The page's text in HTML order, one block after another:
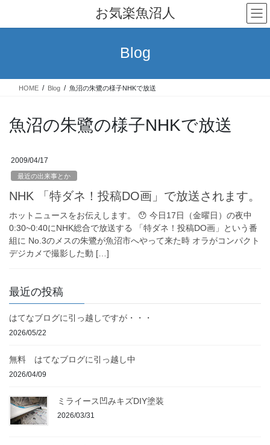
テ
ス
ゲ
ン
お気楽魚沼人
Blog
HOME Blog 魚沼の朱鷺の様子NHKで放送
魚沼の朱鷺の様子NHKで放送
2009/04/17
最近の出来事とか
NHK 「特ダネ！投稿DO画」で放送されます。
ホットニュースをお伝えします。 😯 今日17日（金曜日）の夜中
0:30~0:40にNHK総合で放送する 「特ダネ！投稿DO画」という番
組に No.3のメスの朱鷺が魚沼市へやって来た時 オラがコンパクト
デジカメで撮影した動 […]
最近の投稿
はてなブログに引っ越しですが・・・
2026/05/22
無料 はてなブログに引っ越し中
2026/04/09
ミライース凹みキズDIY塗装
2026/03/31